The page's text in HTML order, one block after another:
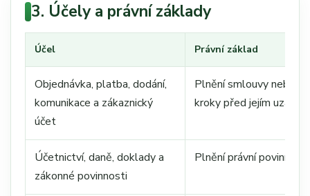
3. Účely a právní základy
Účel Právní základ
Objednávka, platba, dodání,
komunikace a zákaznický
účet
Plnění smlouvy nebo
kroky před jejím
Účetnictví, daně, doklady a
zákonné povinnosti
Plnění právní povinnosti